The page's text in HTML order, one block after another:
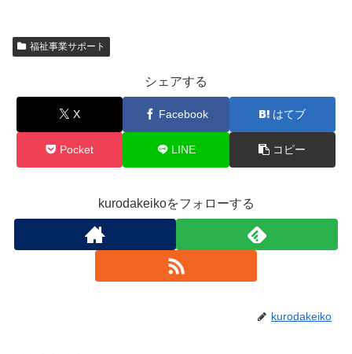
福祉事業サポート
シェアする
X Facebook はてブ
Pocket LINE コピー
kurodakeikoをフォローする
kurodakeiko